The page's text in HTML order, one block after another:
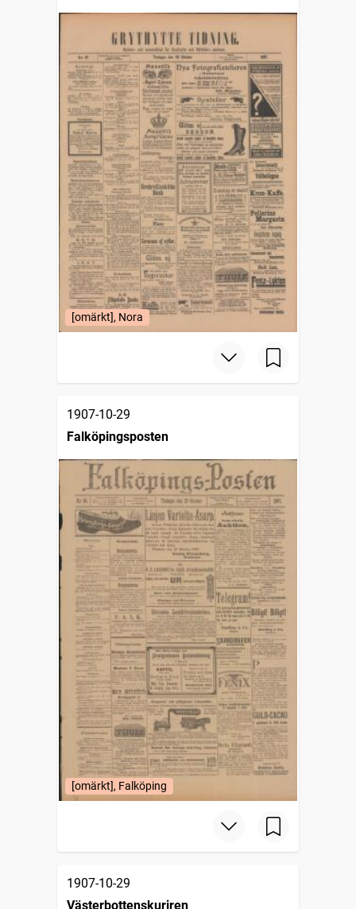
[omärkt], Nora
1907-10-29
Falköpingsposten
[omärkt], Falköping
1907-10-29
Västerbottenskuriren